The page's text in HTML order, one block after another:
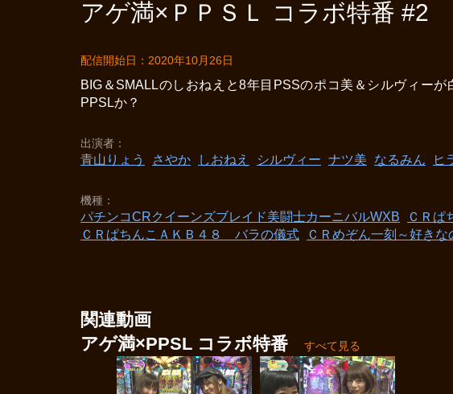
アゲ満×ＰＰＳＬ コラボ特番 #2
配信開始日：2020年10月26日
BIG＆SMALLのしおねえと8年目PSSのポコ美＆シルヴィー
PPSLか？
出演者
青山りょう さやか しおねえ シルヴィー ナツ美 なるみん ヒ
機種
パチンコCRクイーンズブレイド美闘士カーニバルWXB ＣＲぱ
ＣＲぱちんこＡＫＢ４８ バラの儀式
ＣＲめぞん一刻～好き
関連動画
アゲ満×PPSL コラボ特番
すべて見る